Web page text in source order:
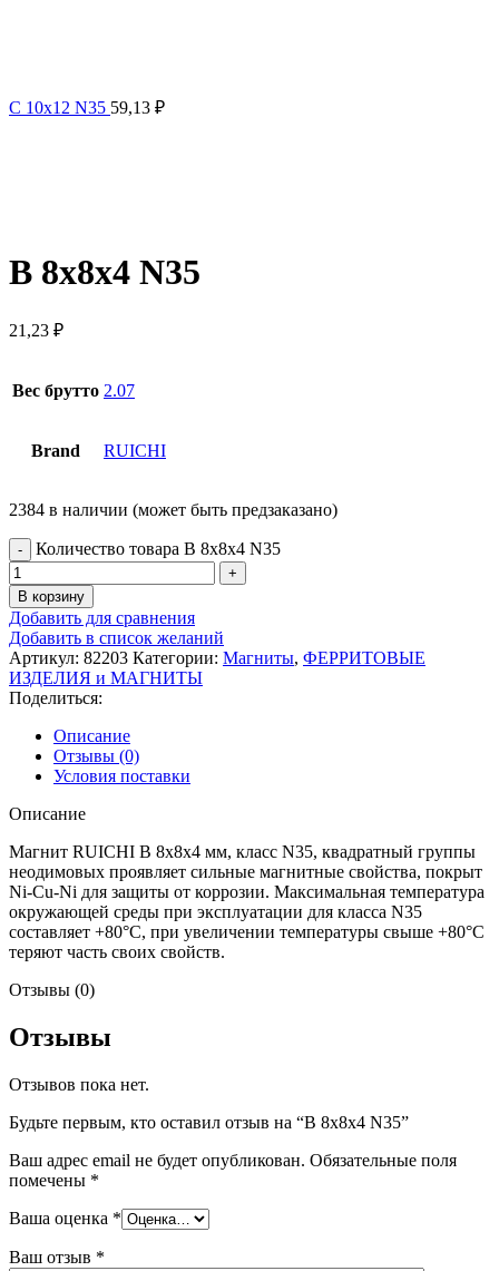
C 10x12 N35 59,13 ₽
B 8x8x4 N35
21,23 ₽
Вес брутто 2.07
Brand RUICHI
2384 в наличии (может быть предзаказано)
Количество товара B 8x8x4 N35
В корзину
Добавить для сравнения
Добавить в список желаний
Артикул: 82203 Категории: Магниты, ФЕРРИТОВЫЕ
ИЗДЕЛИЯ и МАГНИТЫ
Поделиться:
Описание
Отзывы (0)
Условия поставки
Описание
Магнит RUICHI B 8x8x4 мм, класс N35, квадратный группы
неодимовых проявляет сильные магнитные свойства, покрыт
Ni-Cu-Ni для защиты от коррозии. Максимальная температура
окружающей среды при эксплуатации для класса N35
составляет +80°C, при увеличении температуры свыше +80°C
теряют часть своих свойств.
Отзывы (0)
Отзывы
Отзывов пока нет.
Будьте первым, кто оставил отзыв на “B 8x8x4 N35”
Ваш адрес email не будет опубликован. Обязательные поля
помечены *
Ваша оценка *
Ваш отзыв *